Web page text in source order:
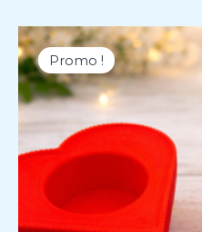
Promo !
Le
prix
initial
était :
9,98 €.
Le
prix
actuel
est :